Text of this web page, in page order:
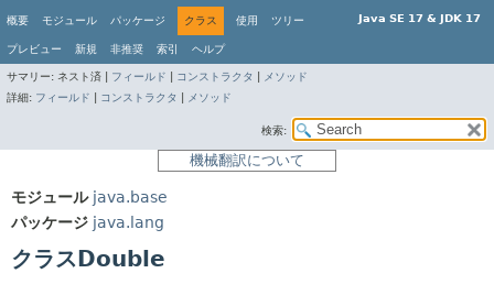
Java SE 17 & JDK 17
概要 モジュール パッケージ クラス 使用 ツリー
プレビュー 新規 非推奨 索引 ヘルプ
サマリー: ネスト済 | フィールド コンストラクタ
メソッド
詳細: フィールド コンストラクタ メソッド
検索:
機械翻訳について
モジュール java.base
パッケージ java.lang
クラスDouble